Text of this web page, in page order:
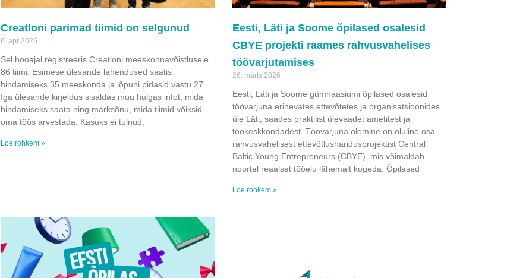
Creatloni parimad tiimid on selgunud
6. apr 2026
Sel hooajal registreeris Creatloni meeskonnavõistlusele
86 tiimi. Esimese ülesande lahendused saatis
hindamiseks 35 meeskonda ja lõpuni pidasid vastu 27.
Iga ülesande kirjeldus sisaldas muu hulgas infot, mida
hindamiseks saata ning märksõnu, mida tiimid võiksid
oma töös arvestada. Kasuks ei tulnud,
Loe rohkem »
Eesti, Läti ja Soome õpilased osalesid
CBYE projekti raames rahvusvahelises
töövarjutamises
26. märts 2026
Eesti, Läti ja Soome gümnaasiumi õpilased osalesid
töövarjuna erinevates ettevõtetes ja organisatsioonides
üle Läti, saades praktilist ülevaadet ametitest ja
töökeskkondadest. Töövarjuna olemine on oluline osa
rahvusvahelisest ettevõtlusharidusprojektist Central
Baltic Young Entrepreneurs (CBYE), mis võimaldab
noortel reaalset tööelu lähemalt kogeda. Õpilased
Loe rohkem »